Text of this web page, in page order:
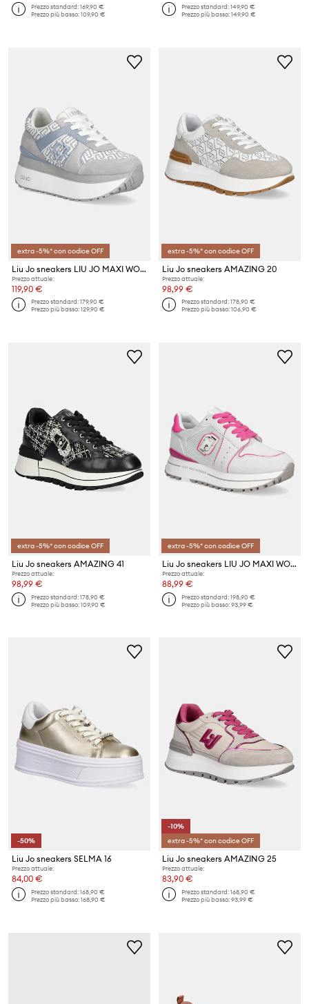
Prezzo standard:169,90 €
Prezzo più basso:109,90 €
Prezzo standard:149,90 €
Prezzo più basso:149,90 €
extra -5%* con codice OFF
Liu Jo sneakers LIU JO MAXI WONDER PLUS 02
Prezzo attuale:
119,90 €
Prezzo standard:179,90 €
Prezzo più basso:129,90 €
extra -5%* con codice OFF
Liu Jo sneakers AMAZING 20
Prezzo attuale:
98,99 €
Prezzo standard:178,90 €
Prezzo più basso:106,90 €
extra -5%* con codice OFF
Liu Jo sneakers AMAZING 41
Prezzo attuale:
98,99 €
Prezzo standard:178,90 €
Prezzo più basso:109,90 €
extra -5%* con codice OFF
Liu Jo sneakers LIU JO MAXI WONDER 85
Prezzo attuale:
88,99 €
Prezzo standard:198,90 €
Prezzo più basso:93,99 €
-50%
Liu Jo sneakers SELMA 16
Prezzo attuale:
84,00 €
Prezzo standard:168,90 €
Prezzo più basso:168,90 €
-10%
extra -5%* con codice OFF
Liu Jo sneakers AMAZING 25
Prezzo attuale:
83,90 €
Prezzo standard:168,90 €
Prezzo più basso:93,99 €